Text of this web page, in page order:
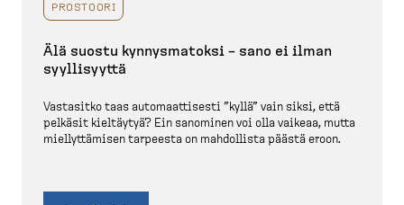
PROSTOORI
Älä suostu kynnys­matoksi – sano ei ilman
syylli­syyttä
Vastasitko taas automaat­tisesti ”kyllä” vain siksi, että
pelkäsit kieltäytyä? Ein sanominen voi olla vaikeaa, mutta
miellyt­tämisen tarpeesta on mahdollista päästä eroon.